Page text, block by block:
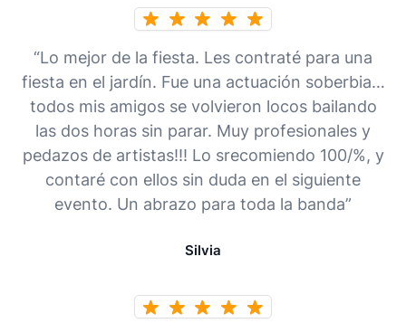
“Lo mejor de la fiesta. Les contraté para una
fiesta en el jardín. Fue una actuación soberbia…
todos mis amigos se volvieron locos bailando
las dos horas sin parar. Muy profesionales y
pedazos de artistas!!! Lo srecomiendo 100/%, y
contaré con ellos sin duda en el siguiente
evento. Un abrazo para toda la banda”
Silvia